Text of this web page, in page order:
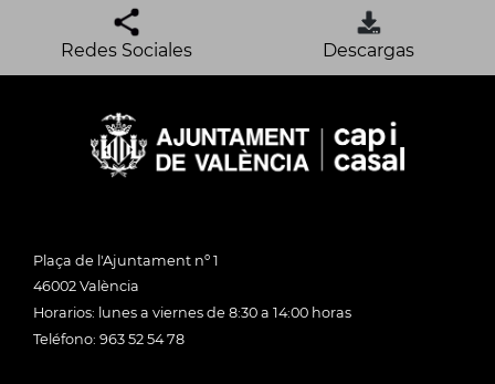
Redes Sociales Descargas
Plaça de l'Ajuntament nº 1
46002 València
Horarios: lunes a viernes de 8:30 a 14:00 horas
Teléfono: 963 52 54 78